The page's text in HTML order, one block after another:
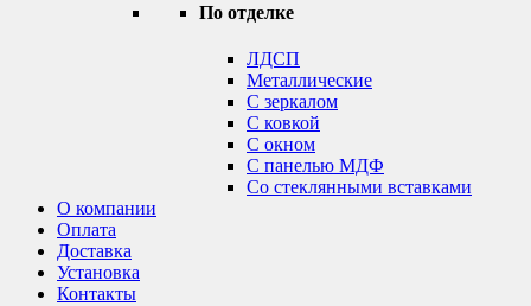
По отделке
ЛДСП
Металлические
С зеркалом
С ковкой
С окном
С панелью МДФ
Со стеклянными вставками
О компании
Оплата
Доставка
Установка
Контакты